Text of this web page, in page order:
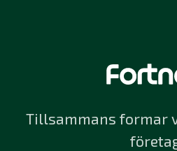
Tillsammans formar